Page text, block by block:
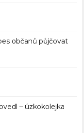
občanů půjčovat
– úzkokolejka